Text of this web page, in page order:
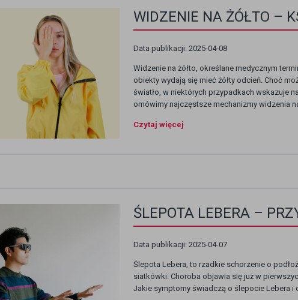
WIDZENIE NA ŻÓŁTO –
Data publikacji: 2025-04-08
Widzenie na żółto, określane medycznym
obiekty wydają się mieć żółty odcień. Choć
światło, w niektórych przypadkach wskazuje
omówimy najczęstsze mechanizmy widzenia
Czytaj więcej
ŚLEPOTA LEBERA –
Data publikacji: 2025-04-07
Ślepota Lebera, to rzadkie schorzenie o
siatkówki. Choroba objawia się już w
Jakie symptomy świadczą o ślepocie Lebera i